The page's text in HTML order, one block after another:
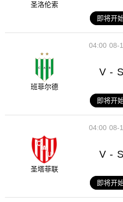
圣洛伦索
即将开
08-
04:00
班菲尔德
V - S
即将开
08-
04:00
圣塔菲联
V - S
即将开